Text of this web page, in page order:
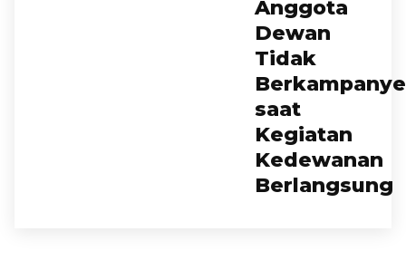
Anggota
Dewan
Tidak
Berkampanye
saat
Kegiatan
Kedewanan
Berlangsung